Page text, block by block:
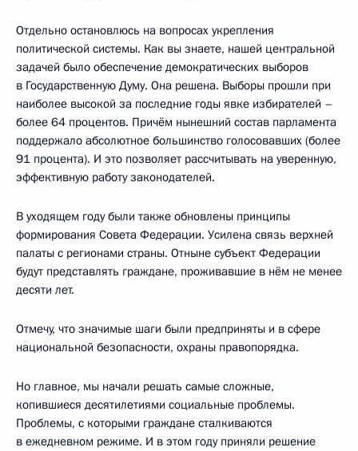
Отдельно остановлюсь на вопросах укрепления
политической системы. Как вы знаете, нашей центральной
задачей было обеспечение демократических выборов
в Государственную Думу. Она решена. Выборы прошли при
наиболее высокой за последние годы явке избирателей –
более 64 процентов. Причём нынешний состав парламента
поддержало абсолютное большинство голосовавших (более
91 процента). И это позволяет рассчитывать на уверенную,
эффективную работу законодателей.
В уходящем году были также обновлены принципы
формирования Совета Федерации. Усилена связь верхней
палаты с регионами страны. Отныне субъект Федерации
будут представлять граждане, проживавшие в нём не менее
десяти лет.
Отмечу, что значимые шаги были предприняты и в сфере
национальной безопасности, охраны правопорядка.
Но главное, мы начали решать самые сложные,
копившиеся десятилетиями социальные проблемы.
Проблемы, с которыми граждане сталкиваются
в ежедневном режиме. И в этом году приняли решение